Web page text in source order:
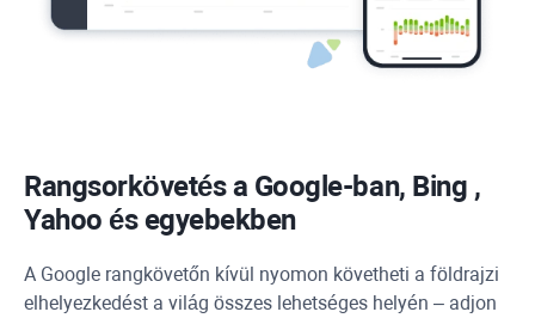
Rangsorkövetés a Google-ban, Bing ,
Yahoo és egyebekben
A Google rangkövetőn kívül nyomon követheti a földrajzi
elhelyezkedést a világ összes lehetséges helyén – adjon